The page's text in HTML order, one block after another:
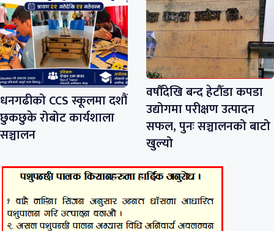
धनगढीको CCS स्कूलमा दशौं
छुकछुके रोबोट कार्यशाला
सञ्चालन
वर्षौँदेखि बन्द हेटौँडा कपडा
उद्योगमा परीक्षण उत्पादन
सफल, पुनः सञ्चालनको बाटो
खुल्यो